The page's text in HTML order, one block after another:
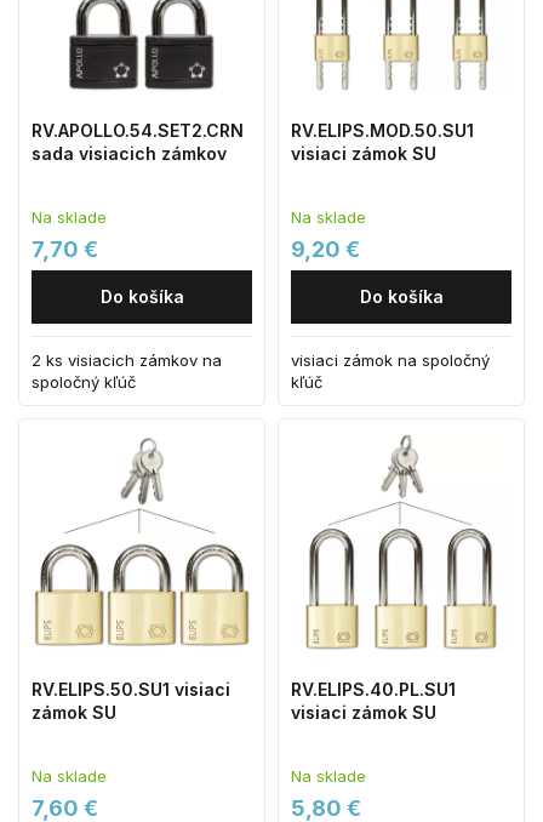
RV.APOLLO.54.SET2.CRN
sada visiacich zámkov
Na sklade
7,70 €
Do košíka
2 ks visiacich zámkov na
spoločný kľúč
RV.ELIPS.MOD.50.SU1
visiaci zámok SU
Na sklade
9,20 €
Do košíka
visiaci zámok na spoločný
kľúč
RV.ELIPS.50.SU1 visiaci
zámok SU
Na sklade
7,60 €
RV.ELIPS.40.PL.SU1
visiaci zámok SU
Na sklade
5,80 €